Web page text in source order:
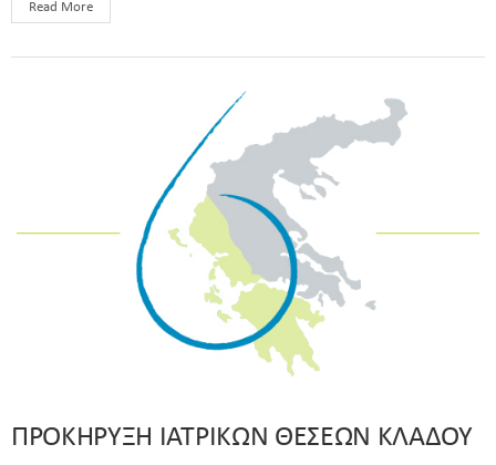
Read More
ΠΡΟΚΗΡΥΞΗ ΙΑΤΡΙΚΩΝ ΘΕΣΕΩΝ ΚΛΑΔΟΥ